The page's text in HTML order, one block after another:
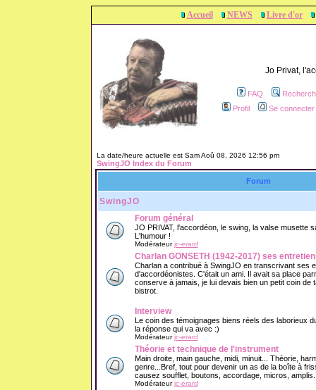
Accueil NEWS Livre d'or
Jo Privat,
FAQ
Profil
Se
La date/heure actuelle est Sam Aoû 08, 2026 12:56 pm
SwingJO Index du Forum
Forum
SwingJO
Forum général
JO PRIVAT, l'accordéon, le swing, la valse musette
L'humour !
Modérateurjc-erard
Charlan GONSETH (1942-2017) ses
Charlan a contribué à SwingJO en transcrivant ses
d'accordéonistes. C'était un ami. Il avait sa place
conserve à jamais, je lui devais bien un petit coin de
bistrot.
Interview
Le coin des témoignages biens réels des laborieux
la réponse qui va avec :)
Modérateurjc-erard
Théorie et technique de l'instrument
Main droite, main gauche, midi, minuit... Théorie,
genre...Bref, tout pour devenir un as de la boîte à
causez soufflet, boutons, accordage, micros,
Modérateurjc-erard